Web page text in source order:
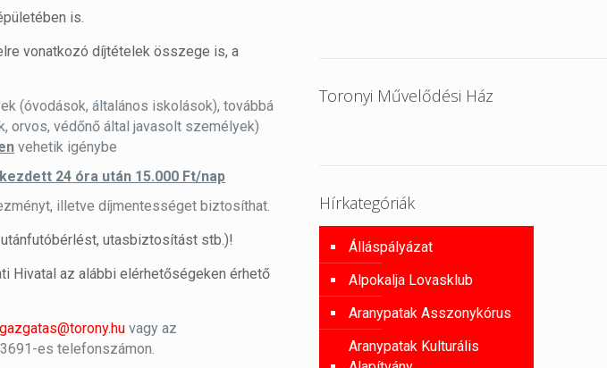
is.
vonatkozó díjtételek összege is, a
(óvodások, általános iskolások), továbbá
orvos, védőnő által javasolt személyek)
vehetik igénybe
24 óra után 15.000 Ft/nap
illetve díjmentességet biztosíthat.
utasbiztosítást stb.)!
Hivatal az alábbi elérhetőségeken érhető
vagy az
es telefonszámon.
Toronyi Művelődési Ház
Hírkategóriák
Álláspályázat
Alpokalja Lovasklub
Aranypatak Asszonykórus
Aranypatak Kulturális